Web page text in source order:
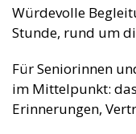
Würdevolle
Stunde, rund um
Für Seniorinnen
im Mittelpunkt:
Erinnerungen,